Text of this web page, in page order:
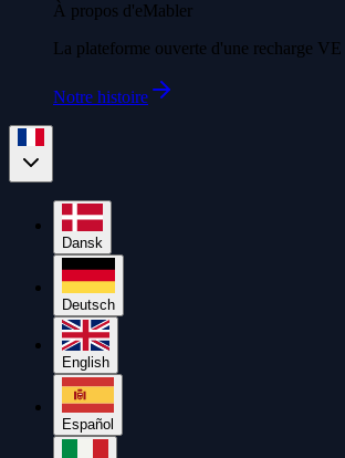
À propos d'eMabler
La plateforme ouverte d'une recharge
Notre histoire
Dansk
Deutsch
English
Español